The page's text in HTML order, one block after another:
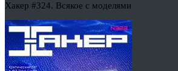
Хакер #324. Всякое с моделями